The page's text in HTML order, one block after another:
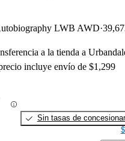
LWB AWD
a la tienda a
incluye envío de $1,299
Sin tasas de